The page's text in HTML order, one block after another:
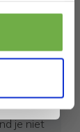
eco-
je niet